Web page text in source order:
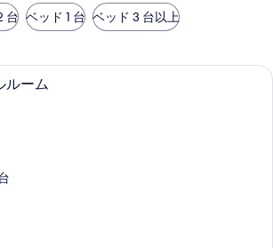
台 ベッド 1 台 ベッド 3 台以上
エジプト綿のシーツ、高級寝具、ミ
ルーム